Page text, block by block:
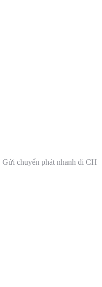
chuyển phát nhanh đi CH